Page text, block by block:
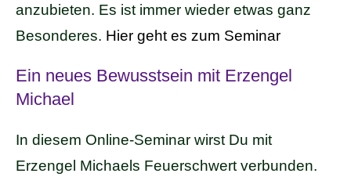
anzubieten. Es ist immer wieder etwas ganz
Besonderes. Hier geht es zum Seminar
Ein neues Bewusstsein mit Erzengel
Michael
In diesem Online-Seminar wirst Du mit
Erzengel Michaels Feuerschwert verbunden.